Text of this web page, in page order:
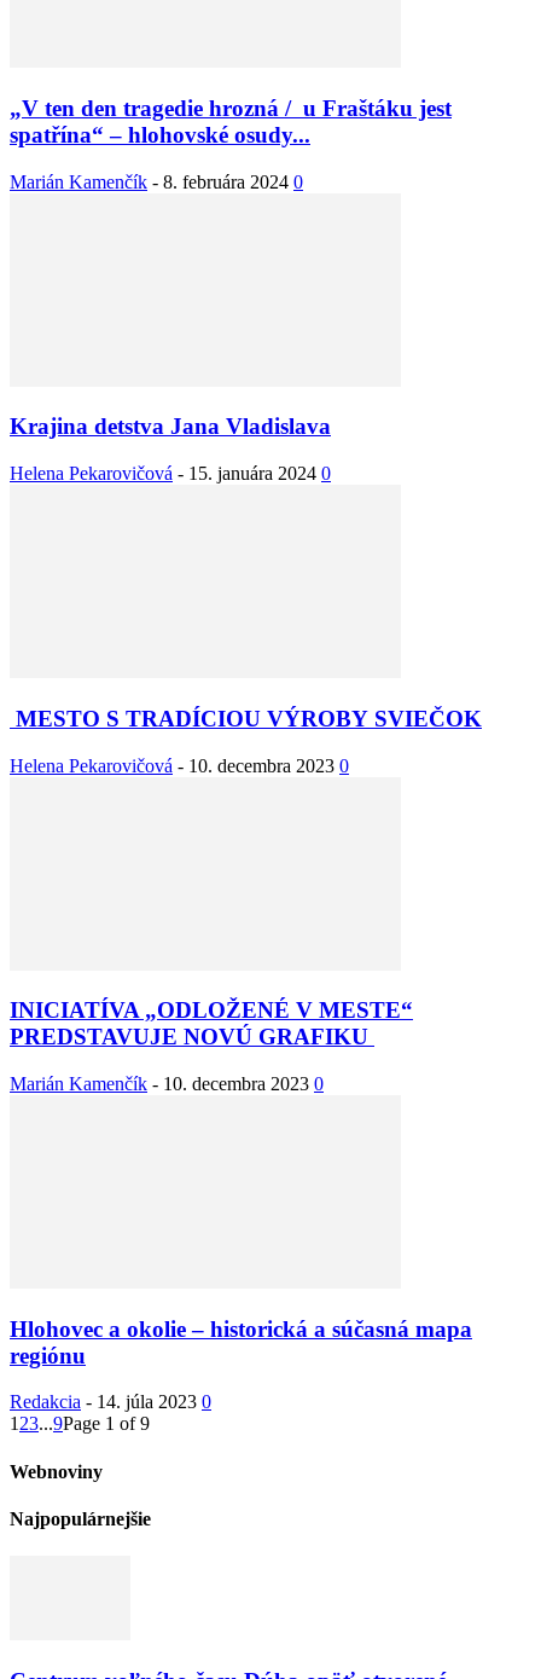
„V ten den tragedie hrozná / u Fraštáku jest
spatřína“ – hlohovské osudy...
Marián Kamenčík - 8. februára 2024 0
Krajina detstva Jana Vladislava
Helena Pekarovičová - 15. januára 2024 0
MESTO S TRADÍCIOU VÝROBY SVIEČOK
Helena Pekarovičová - 10. decembra 2023 0
INICIATÍVA „ODLOŽENÉ V MESTE“
PREDSTAVUJE NOVÚ GRAFIKU
Marián Kamenčík - 10. decembra 2023 0
Hlohovec a okolie – historická a súčasná mapa
regiónu
Redakcia - 14. júla 2023 0
123...9Page 1 of 9
Webnoviny
Najpopulárnejšie